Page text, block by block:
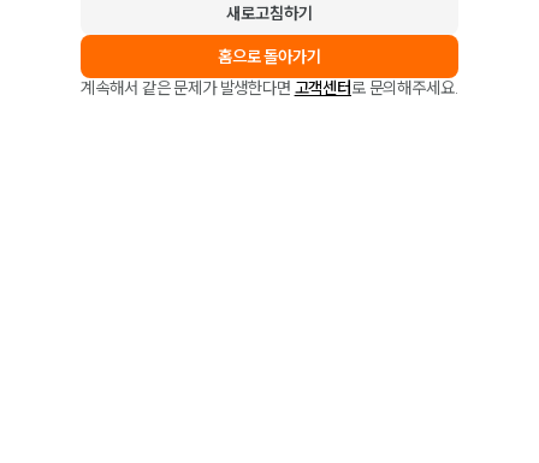
새로고침하기
홈으로 돌아가기
계속해서 같은 문제가 발생한다면 고객센터로 문의해주세요.